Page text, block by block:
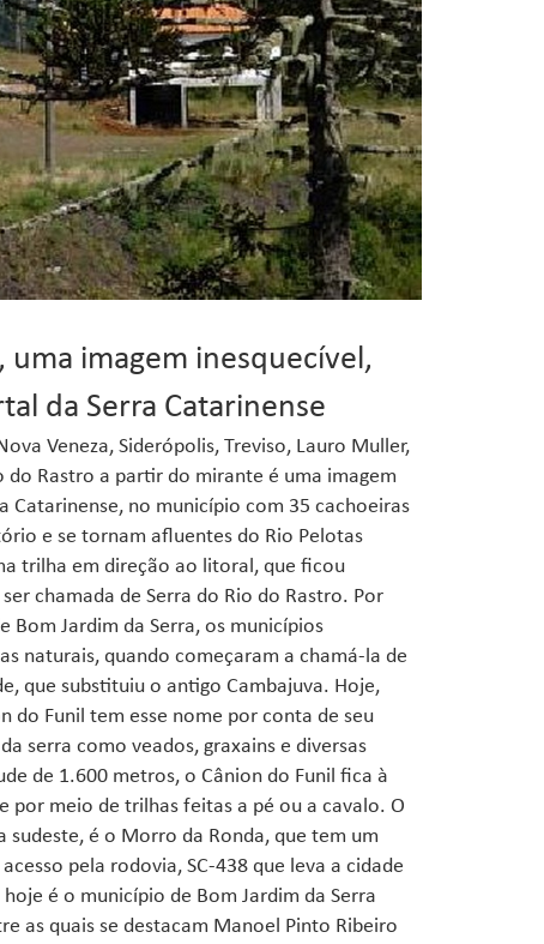
uma imagem inesquecível,
da Serra Catarinense
Veneza, Siderópolis, Treviso, Lauro Muller,
do Rastro a partir do mirante é uma imagem
Catarinense, no município com 35 cachoeiras
e se tornam afluentes do Rio Pelotas
trilha em direção ao litoral, que ficou
chamada de Serra do Rio do Rastro. Por
Bom Jardim da Serra, os municípios
naturais, quando começaram a chamá-la de
que substituiu o antigo Cambajuva. Hoje,
do Funil tem esse nome por conta de seu
serra como veados, graxains e diversas
de 1.600 metros, o Cânion do Funil fica à
por meio de trilhas feitas a pé ou a cavalo. O
sudeste, é o Morro da Ronda, que tem um
pela rodovia, SC-438 que leva a cidade
é o município de Bom Jardim da Serra
as quais se destacam Manoel Pinto Ribeiro